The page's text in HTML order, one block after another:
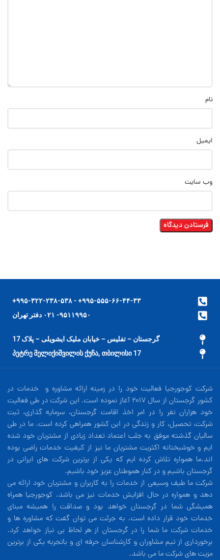
نام
ایمیل
وب‌ سایت
۹۹۵-۵۵۵-۶۶-۴۴-۳۳+ - ۹۹۵-۳۲۲-۲۳۸-۵۳۸+
۹۵۱۱۹۹۵۰- ۰۲۱ دفتر تهران
گرجستان – تفلیس – خیابان ملیک ایشویلی – پلاک 17
17 პეტრე მელიქიშვილის ქუჩა, თბილისი
شرکت کوجورجیا فعالیت خود را در زمینه ارائه مشاوره و خدمات در
کشور گرجستان از سال 2017 آغاز نموده است. این شرکت در طی فعالیت
خود هزاران نفر را در امر اخذ اقامت گرجستان، سرمایه گذاری، ثبت
شرکت، تحصیل، کار و زندگی در این کشور همراهی کرده است. ما در طی
سالیان گذشته موفق به جلب اعتماد تعداد زیادی از مشتریان خود شده
ایم و خوشبختانه اکثریت مشتریان ما نیز از کیفیت خدمات راضی بوده
اند.ما همواره تلاش کرده ایم که یکی از برترین شرکت های ایرانی در
گرجستان باشیم و در کنار هموطنان عزیز خود باشیم.
شرکت ما طیف وسیعی از خدمات را به کاربران و مشتریان خود ارائه می
دهد و همواره در حال افزایش خدمات نیز می باشد. کوجورجیا همراه
همیشگی شما در گرجستان خواهد بود و صداقت را همیشه مبنای
خدمات خود قرار داده است. به جرئت می توان گفت که مشاوره ها و
خدمات شرکت ما شما را در گرجستان از هر لحاظ بی نیاز خواهد کرد.
برخورداری از تیم مشاوران و کارشناسان حرفه ای و باتجربه یکی از برترین
مزیت های شرکت ما می باشد.